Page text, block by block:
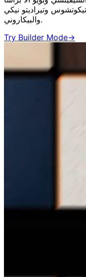
وتيراديتو نيكي
والبيكاروني.
Try Builder Mode→